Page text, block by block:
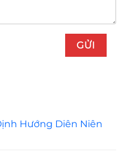
Hướng Diên Niên